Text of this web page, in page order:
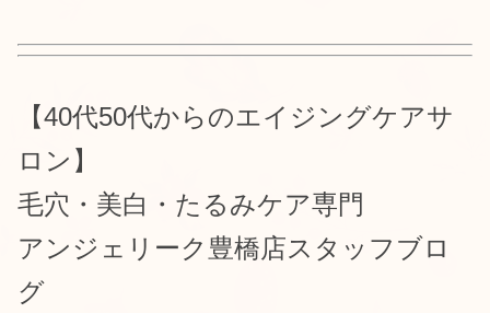
【40代50代からのエイジングケアサ
ロン】
毛穴・美白・たるみケア専門
アンジェリーク豊橋店スタッフブロ
グ